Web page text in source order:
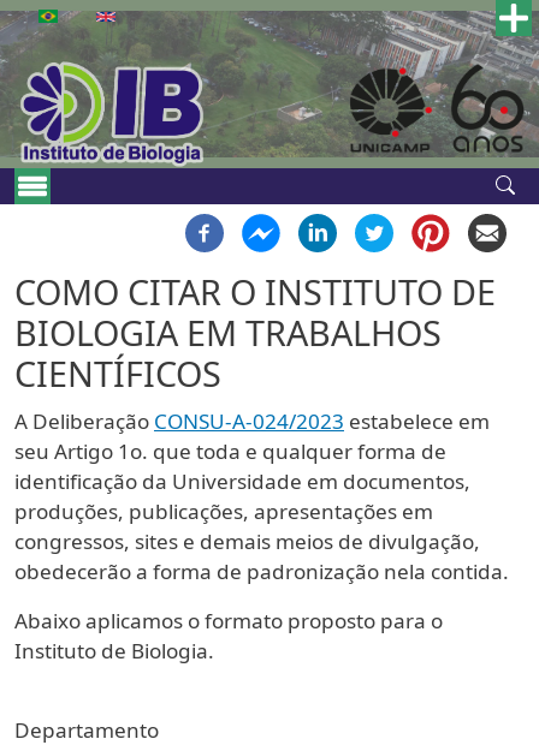
Pular para o conteúdo principal
Main navigation
COMO CITAR O INSTITUTO DE
BIOLOGIA EM TRABALHOS
CIENTÍFICOS
A Deliberação CONSU-A-024/2023 estabelece em
seu Artigo 1o. que toda e qualquer forma de
identificação da Universidade em documentos,
produções, publicações, apresentações em
congressos, sites e demais meios de divulgação,
obedecerão a forma de padronização nela contida.
Abaixo aplicamos o formato proposto para o
Instituto de Biologia.
Departamento